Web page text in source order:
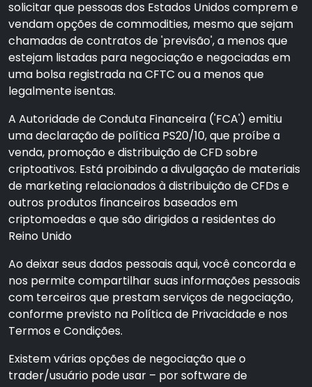
solicitar que pessoas dos Estados Unidos comprem e
vendam opções de commodities, mesmo que sejam
chamadas de contratos de 'previsão', a menos que
estejam listadas para negociação e negociadas em
uma bolsa registrada na CFTC ou a menos que
legalmente isentas.
A Autoridade de Conduta Financeira ('FCA') emitiu
uma declaração de política PS20/10, que proíbe a
venda, promoção e distribuição de CFD sobre
criptoativos. Está proibindo a divulgação de materiais
de marketing relacionados à distribuição de CFDs e
outros produtos financeiros baseados em
criptomoedas e que são dirigidos a residentes do
Reino Unido
Ao deixar seus dados pessoais aqui, você concorda e
nos permite compartilhar suas informações pessoais
com terceiros que prestam serviços de negociação,
conforme previsto na Política de Privacidade e nos
Termos e Condições.
Existem várias opções de negociação que o
trader/usuário pode usar – por software de